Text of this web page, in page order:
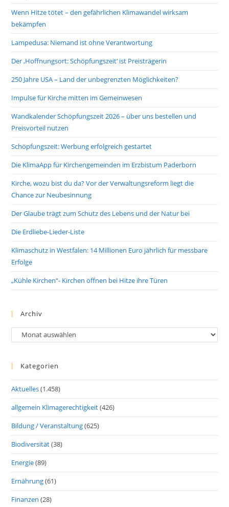
Wenn Hitze tötet – den gefährlichen Klimawandel wirksam
bekämpfen
Lampedusa: Niemand ist ohne Verantwortung
Der ‚Hoffnungsort: Schöpfungszeit‘ ist Preisträgerin
250 Jahre USA – Land der unbegrenzten Möglichkeiten?
Impulse für Kirche mitten im Gemeinwesen
Wandkalender Schöpfungszeit 2026 – über uns bestellen und
Preisvorteil nutzen
Schöpfungszeit: Werbung erfolgreich gestartet
Die KlimaApp für Kirchengemeinden im Erzbistum Paderborn
Kirche, wozu bist du da? Vor der Verwaltungsreform liegt die
Chance zur Neubesinnung
Der Glaube trägt zum Schutz des Lebens und der Natur bei
Die Erdliebe-Lieder-Liste
Klimaschutz in Westfalen: 14 Millionen Euro jährlich für messbare
Erfolge
„Kühle Kirchen“- Kirchen öffnen bei Hitze ihre Türen
Archiv
Archiv
Kategorien
Aktuelles(1.458)
allgemein Klimagerechtigkeit(426)
Bildung / Veranstaltung(625)
Biodiversität(38)
Energie(89)
Ernährung(61)
Finanzen (28)